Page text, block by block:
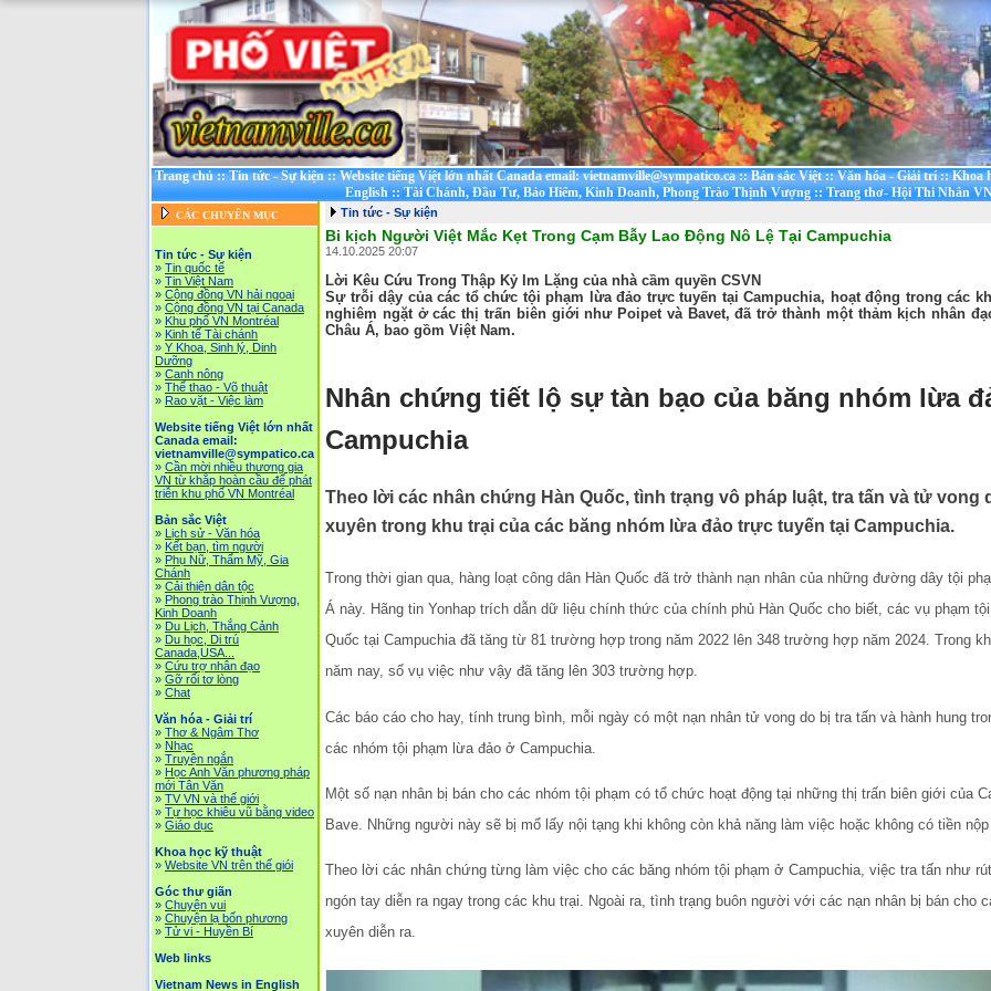
Trang chủ::Tin tức - Sự kiện::Website tiếng Việt lớn nhất Canada email: vietnamville@sympatico.ca::Bản sắc Việt::Văn hóa - Giải trí::Khoa
English::Tài Chánh, Đầu Tư, Bảo Hiểm, Kinh Doanh, Phong Trào Thịnh Vượng::Trang thơ- Hội Thi Nhân
CÁC CHUYÊN MỤC
Tin tức - Sự kiện
» Tin quốc tế
» Tin Việt Nam
» Cộng đồng VN hải ngoại
» Cộng đồng VN tại Canada
» Khu phố VN Montréal
» Kinh tế Tài chánh
» Y Khoa, Sinh lý, Dinh
Dưỡng
» Canh nông
» Thể thao - Võ thuật
» Rao vặt - Việc làm
Website tiếng Việt lớn nhất
Canada email:
vietnamville@sympatico.ca
» Cần mời nhiều thương gia
VN từ khắp hoàn cầu để phát
triễn khu phố VN Montréal
Bản sắc Việt
» Lịch sử - Văn hóa
» Kết bạn, tìm người
» Phụ Nữ, Thẩm Mỹ, Gia
Chánh
» Cải thiện dân tộc
» Phong trào Thịnh Vượng,
Kinh Doanh
» Du Lịch, Thắng Cảnh
» Du học, Di trú
Canada,USA...
» Cứu trợ nhân đạo
» Gỡ rối tơ lòng
» Chat
Văn hóa - Giải trí
» Thơ & Ngâm Thơ
» Nhạc
» Truyện ngắn
» Học Anh Văn phương pháp
mới Tân Văn
» TV VN và thế giới
» Tự học khiêu vũ bằng video
» Giáo dục
Khoa học kỹ thuật
» Website VN trên thế giói
Góc thư giãn
» Chuyện vui
» Chuyện lạ bốn phương
» Tử vi - Huyền Bí
Web links
Vietnam News in English
Tin tức - Sự kiện
Bi kịch Người Việt Mắc Kẹt Trong Cạm Bẫy Lao Động Nô Lệ Tại Campuchia
14.10.2025 20:07
Lời Kêu Cứu Trong Thập Kỷ Im Lặng của nhà cầm quyền CSVN
Sự trỗi dậy của các tổ chức tội phạm lừa đảo trực tuyến tại Campuchia, hoạt động trong các
nghiêm ngặt ở các thị trấn biên giới như Poipet và Bavet, đã trở thành một thảm kịch nhân
Châu Á, bao gồm Việt Nam.
Nhân chứng tiết lộ sự tàn bạo của băng nhóm lừa
Campuchia
Theo lời các nhân chứng Hàn Quốc, tình trạng vô pháp luật, tra tấn và tử vong
xuyên trong khu trại của các băng nhóm lừa đảo trực tuyến tại Campuchia.
Trong thời gian qua, hàng loạt công dân Hàn Quốc đã trở thành nạn nhân của những đường dây tội
Á này. Hãng tin Yonhap trích dẫn dữ liệu chính thức của chính phủ Hàn Quốc cho biết, các vụ phạm
Quốc tại Campuchia đã tăng từ 81 trường hợp trong năm 2022 lên 348 trường hợp năm 2024. Trong
năm nay, số vụ việc như vậy đã tăng lên 303 trường hợp.
Các báo cáo cho hay, tính trung bình, mỗi ngày có một nạn nhân tử vong do bị tra tấn và hành hung
các nhóm tội phạm lừa đảo ở Campuchia.
Một số nạn nhân bị bán cho các nhóm tội phạm có tổ chức hoạt động tại những thị trấn biên giới của
Bave. Những người này sẽ bị mổ lấy nội tạng khi không còn khả năng làm việc hoặc không có tiền nộp
Theo lời các nhân chứng từng làm việc cho các băng nhóm tội phạm ở Campuchia, việc tra tấn như
ngón tay diễn ra ngay trong các khu trại. Ngoài ra, tình trạng buôn người với các nạn nhân bị bán cho
xuyên diễn ra.